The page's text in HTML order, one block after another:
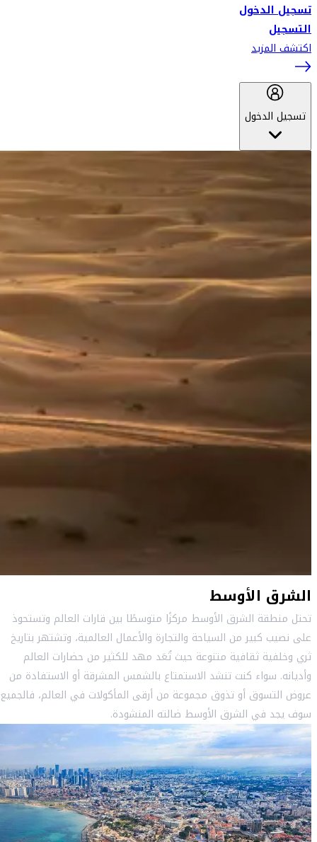
تسجيل الدخول
التسجيل
اكتشف المزيد
تسجيل الدخول
الشرق الأوسط
تحتل منطقة الشرق الأوسط مركزًا متوسطًا بين قارات العالم وتستحوذ
على نصيب كبير من السياحة والتجارة والأعمال العالمية، وتشتهر بتاريخ
ثري وخلفية ثقافية متنوعة حيث تُعَد مهد للكثير من حضارات العالم
وأديانه. سواء كنت تنشد الاستمتاع بالشمس المشرقة أو الاستفادة من
عروض التسوق أو تذوق مجموعة من أرقى المأكولات في العالم، فالجميع
سوف يجد في الشرق الأوسط ضالته المنشودة.